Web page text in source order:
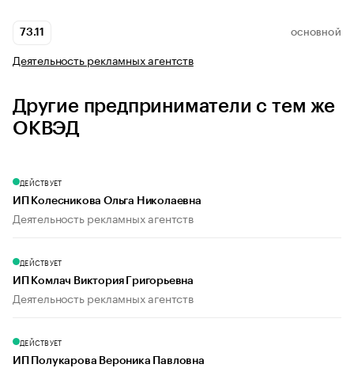
73.11 ОСНОВНОЙ
Деятельность рекламных агентств
Другие предприниматели с тем же
ОКВЭД
ДЕЙСТВУЕТ
ИП Колесникова Ольга Николаевна
Деятельность рекламных агентств
ДЕЙСТВУЕТ
ИП Комлач Виктория Григорьевна
Деятельность рекламных агентств
ДЕЙСТВУЕТ
ИП Полукарова Вероника Павловна